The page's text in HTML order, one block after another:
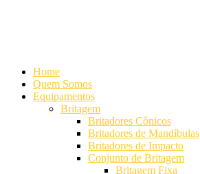
Home
Quem Somos
Equipamentos
Britagem
Britadores Cônicos
Britadores de Mandíbulas
Britadores de Impacto
Conjunto de Britagem
Britagem Fixa